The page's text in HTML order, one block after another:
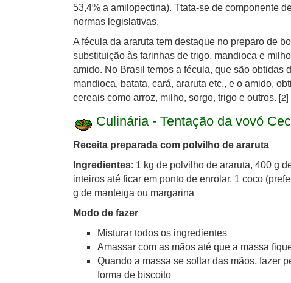
53,4% a amilopectina). Ttata-se de componente
normas legislativas.
A fécula da araruta tem destaque no preparo de
substituição às farinhas de trigo, mandioca e
amido. No Brasil temos a fécula, que são obtidas
mandioca, batata, cará, araruta etc., e o amido,
cereais como arroz, milho, sorgo, trigo e outros. [2]
Culinária - Tentação da vovó
Receita preparada com polvilho de araruta
Ingredientes: 1 kg de polvilho de araruta, 400 g
inteiros até ficar em ponto de enrolar, 1 coco
g de manteiga ou margarina
Modo de fazer
Misturar todos os ingredientes
Amassar com as mãos até que a massa
Quando a massa se soltar das mãos, fazer
forma de biscoito